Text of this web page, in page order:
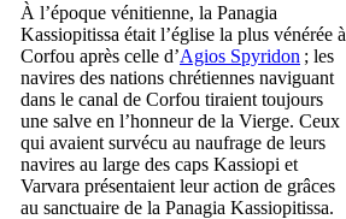
À l’époque vénitienne, la Panagia
Kassiopitissa était l’église la plus vénérée à
Corfou après celle d’Agios Spyridon ; les
navires des nations chrétiennes naviguant
dans le canal de Corfou tiraient toujours
une salve en l’honneur de la Vierge. Ceux
qui avaient survécu au naufrage de leurs
navires au large des caps Kassiopi et
Varvara présentaient leur action de grâces
au sanctuaire de la Panagia Kassiopitissa.